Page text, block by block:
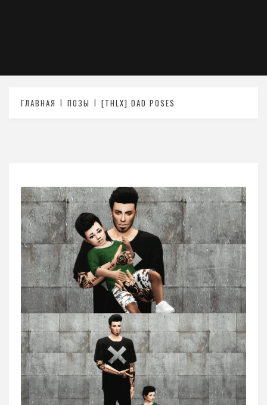
ГЛАВНАЯ ПОЗЫ [THLX] DAD POSES